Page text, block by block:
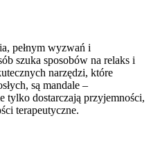
pełnym wyzwań i
szuka sposobów na relaks i
narzędzi, które
są mandale –
tylko dostarczają przyjemności,
terapeutyczne.